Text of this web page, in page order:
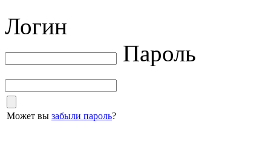
Логин
Пароль
Может вы забыли пароль?